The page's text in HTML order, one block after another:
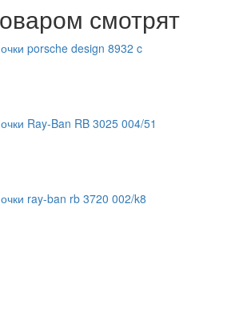
смотрят
porsche design 8932 c
Ray-Ban RB 3025 004/51
ray-ban rb 3720 002/k8